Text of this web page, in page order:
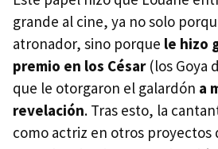
grande al cine, ya no solo
atronador, sino porque le hizo
premio en los César (los Goya
que le otorgaron el galardón a
revelación. Tras esto, la
como actriz en otros proyectos